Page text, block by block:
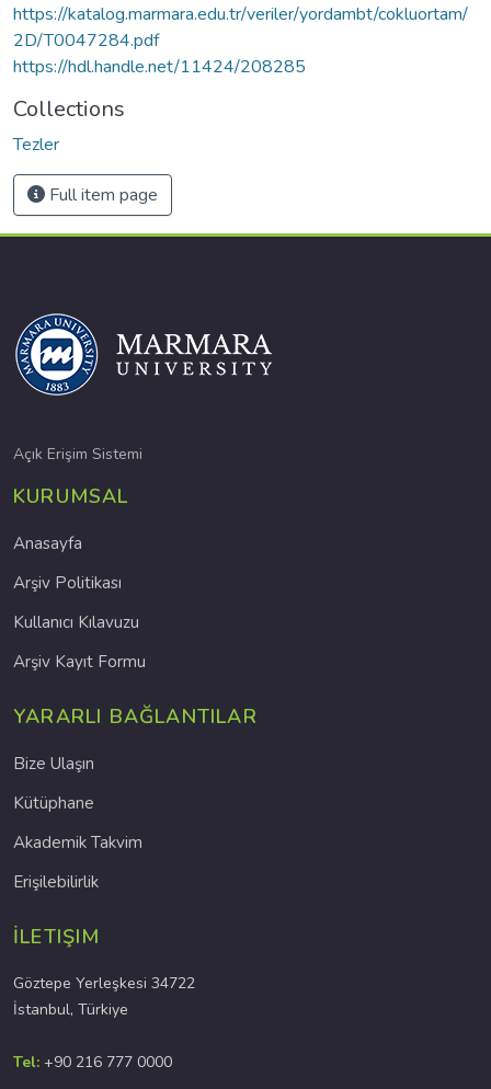
https://katalog.marmara.edu.tr/veriler/yordambt/cokluortam/
2D/T0047284.pdf
https://hdl.handle.net/11424/208285
Collections
Tezler
Full item page
Açık Erişim Sistemi
KURUMSAL
Anasayfa
Arşiv Politikası
Kullanıcı Kılavuzu
Arşiv Kayıt Formu
YARARLI BAĞLANTILAR
Bize Ulaşın
Kütüphane
Akademik Takvim
Erişilebilirlik
İLETIŞIM
Göztepe Yerleşkesi 34722
İstanbul, Türkiye
Tel: +90 216 777 0000